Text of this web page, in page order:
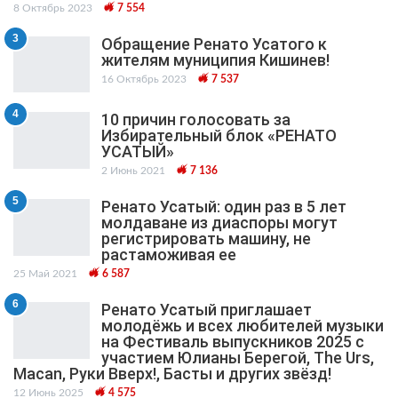
8 Октябрь 2023 7 554
3
Обращение Ренато Усатого к
жителям муниципия Кишинев!
16 Октябрь 2023 7 537
4
10 причин голосовать за
Избирательный блок «РЕНАТО
УСАТЫЙ»
2 Июнь 2021 7 136
5
Ренато Усатый: один раз в 5 лет
молдаване из диаспоры могут
регистрировать машину, не
растаможивая ее
25 Май 2021 6 587
6
Ренато Усатый приглашает
молодёжь и всех любителей музыки
на Фестиваль выпускников 2025 с
участием Юлианы Берегой, The Urs,
Macan, Руки Вверх!, Басты и других звёзд!
12 Июнь 2025 4 575